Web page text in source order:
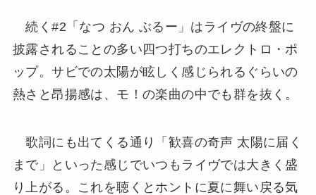
続く#2「なつ おん ぶるー」はライヴの終盤に
披露されることの多い四つ打ちのエレクトロ・ポ
ップ。サビでの太陽が眩しく感じられるぐらいの
熱さと昂揚感は、モ！の楽曲の中でも群を抜く。
歌詞にも出てくる通り「歓喜の奇声 太陽に届く
まで」といった感じでいつもライヴでは大きく盛
り上がる。これを聴くとホントに夏に舞い戻る気